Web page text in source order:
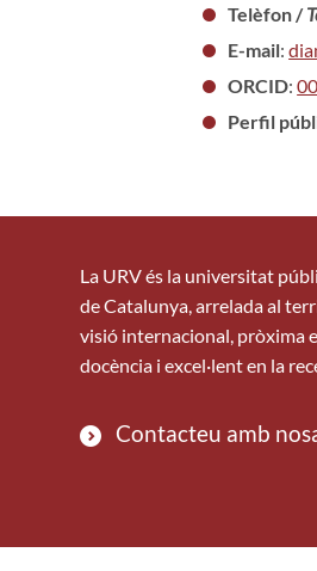
Telèfon /
E-mail:
ORCID:
Perfil
La URV és la universitat
de Catalunya, arrelada al
visió internacional, pròxima
docència i excel·lent en la
Contacteu amb